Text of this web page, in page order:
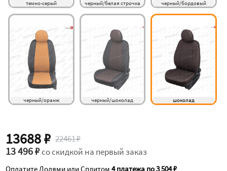
темно-серый черный/белая строчка черный/бордовый
черный/оранж черный/шоколад шоколад
13688 ₽ 22461 ₽
13 496 ₽со скидкой на первый заказ
Оплатите Долями или Сплитом4 платежа по 3 504 ₽